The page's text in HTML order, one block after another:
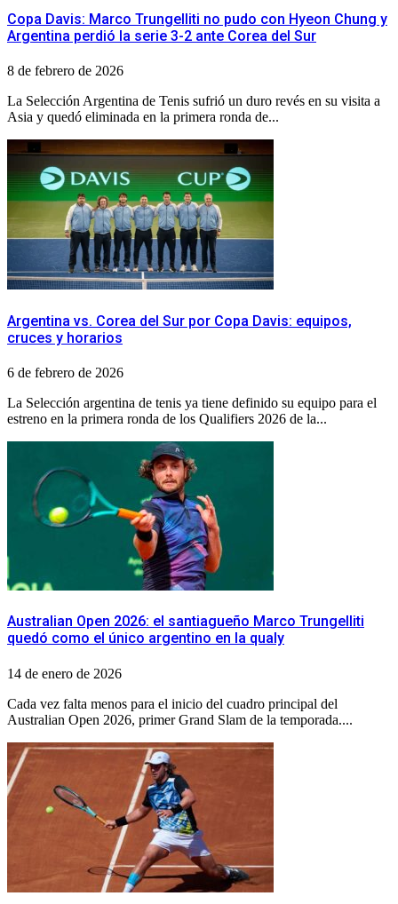
Copa Davis: Marco Trungelliti no pudo con Hyeon Chung y
Argentina perdió la serie 3-2 ante Corea del Sur
8 de febrero de 2026
La Selección Argentina de Tenis sufrió un duro revés en su visita a
Asia y quedó eliminada en la primera ronda de...
Argentina vs. Corea del Sur por Copa Davis: equipos,
cruces y horarios
6 de febrero de 2026
La Selección argentina de tenis ya tiene definido su equipo para el
estreno en la primera ronda de los Qualifiers 2026 de la...
Australian Open 2026: el santiagueño Marco Trungelliti
quedó como el único argentino en la qualy
14 de enero de 2026
Cada vez falta menos para el inicio del cuadro principal del
Australian Open 2026, primer Grand Slam de la temporada....